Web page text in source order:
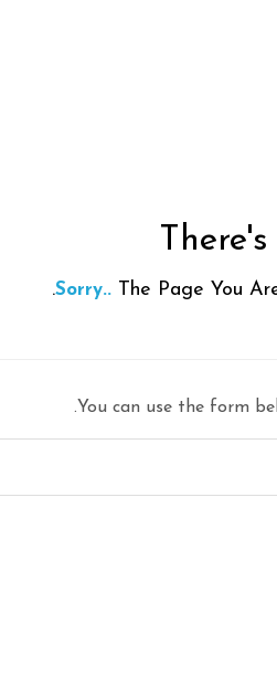
Sorry.. The Page You
You can use the form